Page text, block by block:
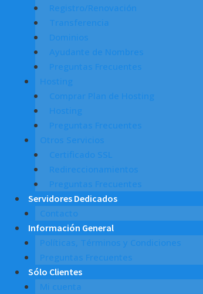
Registro/Renovación
Transferencia
Dominios
Ayudante de Nombres
Preguntas Frecuentes
Hosting
Comprar Plan de Hosting
Hosting
Preguntas Frecuentes
Otros Servicios
Certificado SSL
Redireccionamientos
Preguntas Frecuentes
Servidores Dedicados
Contacto
Información General
Políticas, Términos y Condiciones
Preguntas Frecuentes
Sólo Clientes
Mi cuenta